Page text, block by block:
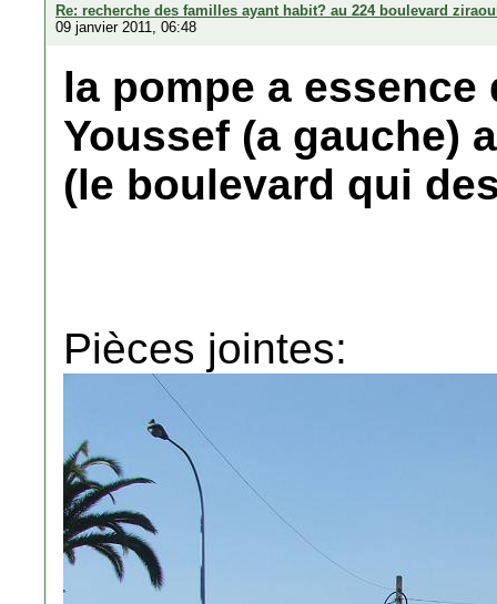
Re: recherche des familles ayant habit? au 224 boulevard
09 janvier 2011, 06:48
la pompe a
Youssef (a gauche)
(le boulevard qui
Pièces jointes: